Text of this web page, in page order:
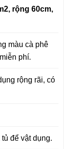
rộng 60cm,
màu cà phê
phí.
rộng rãi, có
để vật dụng.